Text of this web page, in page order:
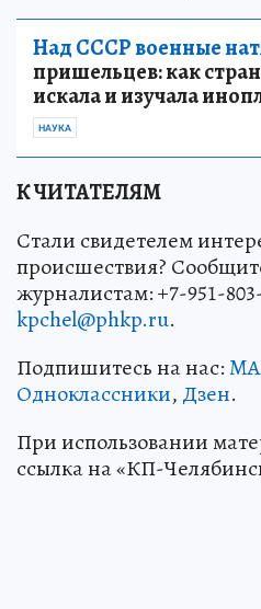
Над СССР военные
пришельцев: как
искала и изучала
НАУКА
К ЧИТАТЕЛЯМ
Стали свидетелем
происшествия?
журналистам: +7-951-
kpchel@phkp.ru.
Подпишитесь на нас:
Одноклассники, Дзен.
При использовании
ссылка на «КП-